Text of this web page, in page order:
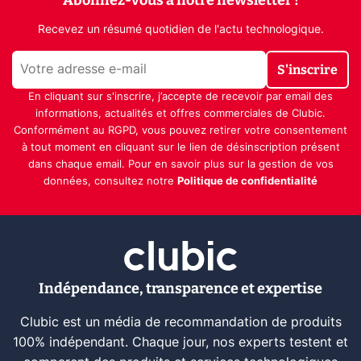
Recevez un résumé quotidien de l'actu technologique.
S'inscrire
En cliquant sur s'inscrire, j’accepte de recevoir par email des
informations, actualités et offres commerciales de Clubic.
Conformément au RGPD, vous pouvez retirer votre consentement
à tout moment en cliquant sur le lien de désinscription présent
dans chaque email. Pour en savoir plus sur la gestion de vos
données, consultez notre Politique de confidentialité
Indépendance, transparence et expertise
Clubic est un média de recommandation de produits
100% indépendant. Chaque jour, nos experts testent et